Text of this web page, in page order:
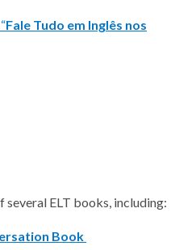
Fale Tudo em Inglês nos
several ELT books, including:
Book